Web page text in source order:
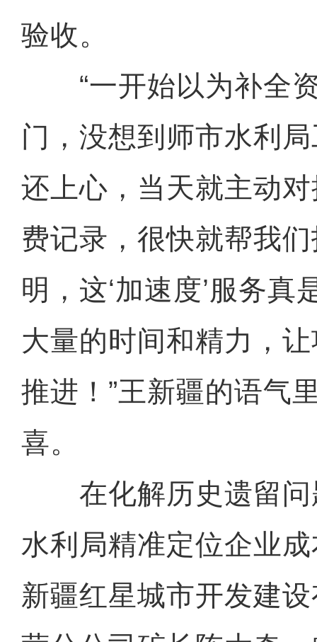
验收。
“一开始以为补全资
门，没想到师市水利
还上心，当天就主动
费记录，很快就帮我
明，这‘加速度’服务真
大量的时间和精力，
推进！”王新疆的语气
喜。
在化解历史遗留问
水利局精准定位企业
新疆红星城市开发建